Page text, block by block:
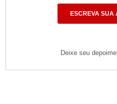
Deixe seu
ESCREVA SUA